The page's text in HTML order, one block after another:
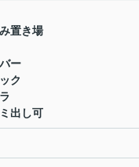
置き場
ー
ク
出し可